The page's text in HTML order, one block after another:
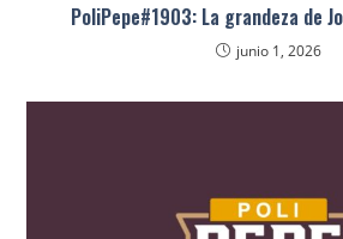
PoliPepe#1903: La grandeza de
junio 1, 2026